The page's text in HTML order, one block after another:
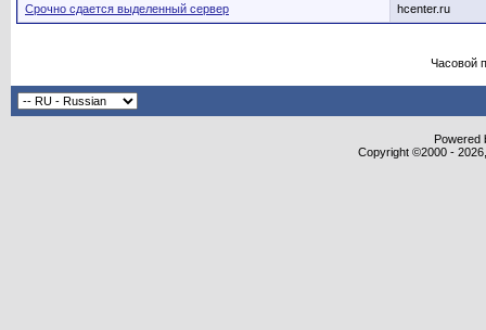
Срочно сдается выделенный сервер hcenter.ru
Часовой
Powered
Copyright ©2000 -